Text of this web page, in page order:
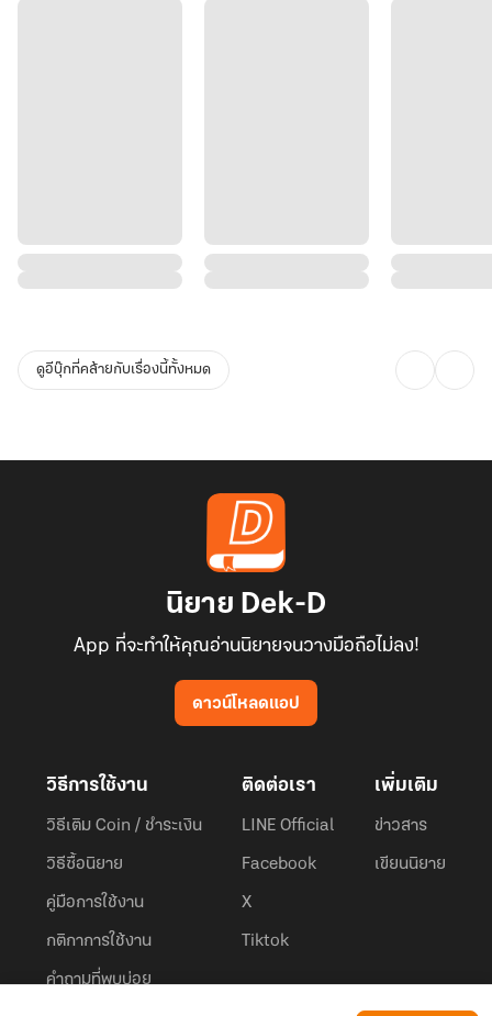
ดูอีบุ๊กที่คล้ายกับเรื่องนี้ทั้งหมด
นิยาย Dek-D
App ที่จะทำให้คุณอ่านนิยายจนวางมือถือไม่ลง!
ดาวน์โหลดแอป
วิธีการใช้งาน
วิธีเติม Coin / ชำระเงิน
วิธีซื้อนิยาย
คู่มือการใช้งาน
กติกาการใช้งาน
คำถามที่พบบ่อย
ติดต่อเรา
LINE Official
Facebook
X
Tiktok
เพิ่มเติม
ข่าวสาร
เขียนนิยาย